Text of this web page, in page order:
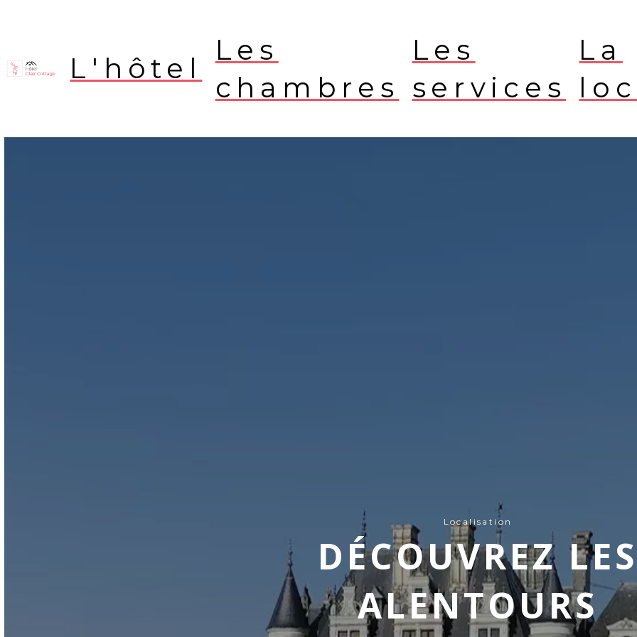
L'hôtel
Les
chambres
Les
services
La
Localisation
DÉCOUVREZ LES
ALENTOURS